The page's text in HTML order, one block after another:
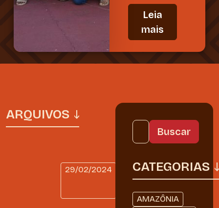
Leia
mais
ARQUIVOS
29/02/2024
DIÁRIO
BORDO
CATEGORIAS
AMAZÔNIA